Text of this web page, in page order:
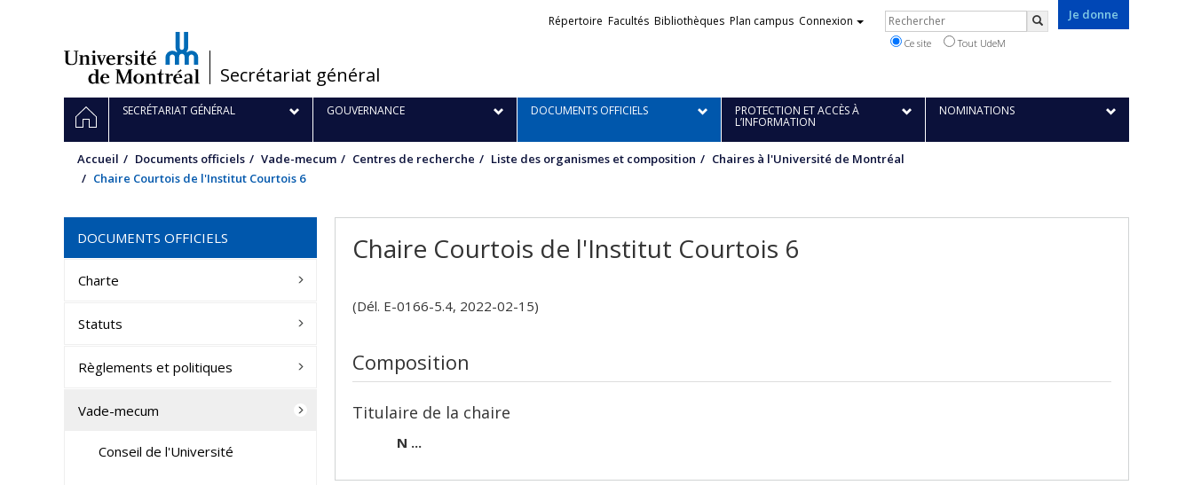
/
Secrétariat général
Je donne
Liens
Répertoire Facultés Bibliothèques Plan campus Connexion Rechercher
Ce site Tout UdeM
Navigation
principale
ACCUEILSECRÉTARIAT GÉNÉRAL GOUVERNANCE DOCUMENTS OFFICIELS PROTECTION ET ACCÈS À
L’INFORMATION
NOMINATIONS
Accueil Documents officiels Vade-mecum Centres de recherche Liste des organismes et composition
Chaires à l'Université de Montréal
Chaire Courtois de l'Institut Courtois 6
Chaire Courtois de l'Institut Courtois 6
(Dél. E-0166-5.4, 2022-02-15)
Composition
Titulaire de la chaire
N ...
DOCUMENTS OFFICIELS
Charte
Statuts
Règlements et politiques
Vade-mecum
Conseil de l'Université